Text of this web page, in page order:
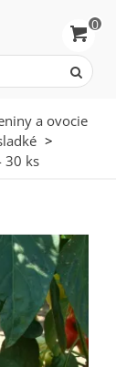
0
a ovocie
>
30 ks